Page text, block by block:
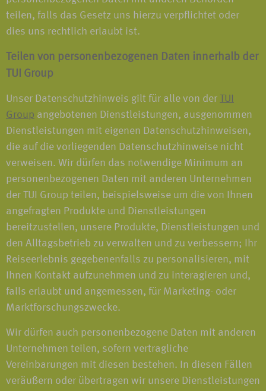
teilen, falls das Gesetz uns hierzu verpflichtet oder
dies uns rechtlich erlaubt ist.
Teilen von personenbezogenen Daten innerhalb der
TUI Group
Unser Datenschutzhinweis gilt für alle von der TUI
Group angebotenen Dienstleistungen, ausgenommen
Dienstleistungen mit eigenen Datenschutzhinweisen,
die auf die vorliegenden Datenschutzhinweise nicht
verweisen. Wir dürfen das notwendige Minimum an
personenbezogenen Daten mit anderen Unternehmen
der TUI Group teilen, beispielsweise um die von Ihnen
angefragten Produkte und Dienstleistungen
bereitzustellen, unsere Produkte, Dienstleistungen und
den Alltagsbetrieb zu verwalten und zu verbessern; Ihr
Reiseerlebnis gegebenenfalls zu personalisieren, mit
Ihnen Kontakt aufzunehmen und zu interagieren und,
falls erlaubt und angemessen, für Marketing- oder
Marktforschungszwecke.
Wir dürfen auch personenbezogene Daten mit anderen
Unternehmen teilen, sofern vertragliche
Vereinbarungen mit diesen bestehen. In diesen Fällen
veräußern oder übertragen wir unsere Dienstleistungen